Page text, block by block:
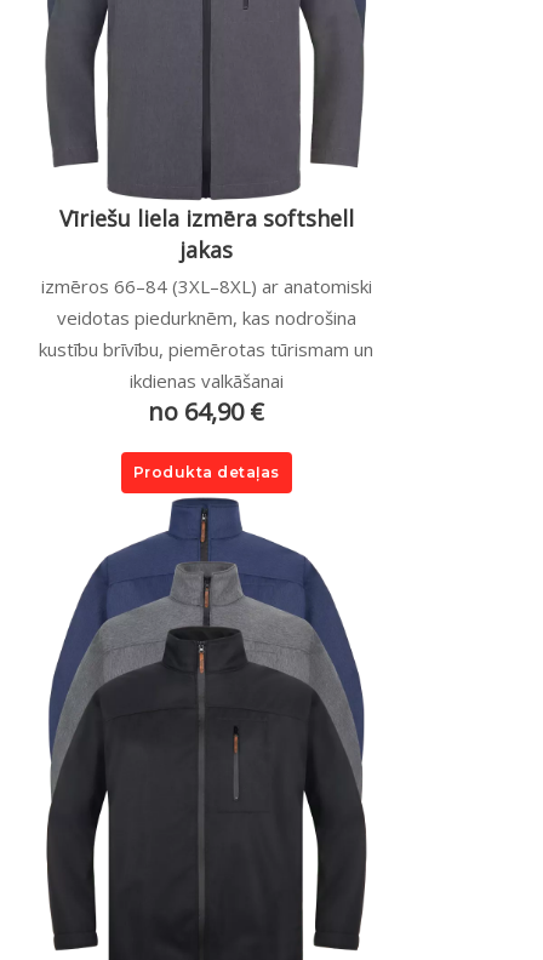
Vīriešu liela izmēra softshell
jakas
izmēros 66–84 (3XL–8XL) ar anatomiski
veidotas piedurknēm, kas nodrošina
kustību brīvību, piemērotas tūrismam un
ikdienas valkāšanai
no 64,90 €
Produkta detaļas